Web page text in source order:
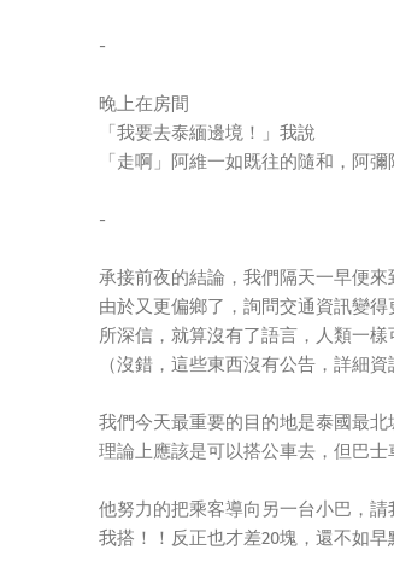
-
晚上在房間
「我要去泰緬邊境！」我說
「走啊」阿維一如既往的隨和，阿彌
-
承接前夜的結論，我們隔天一早便來
由於又更偏鄉了，詢問交通資訊變
所深信，就算沒有了語言，人類一
（沒錯，這些東西沒有公告，詳細
我們今天最重要的目的地是泰國最北
理論上應該是可以搭公車去，但巴
他努力的把乘客導向另一台小巴，
我搭！！反正也才差20塊，還不如早